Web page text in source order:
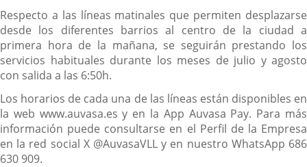
Respecto a las líneas matinales que permiten desplazarse
desde los diferentes barrios al centro de la ciudad a
primera hora de la mañana, se seguirán prestando los
servicios habituales durante los meses de julio y agosto
con salida a las 6:50h.
Los horarios de cada una de las líneas están disponibles en
la web www.auvasa.es y en la App Auvasa Pay. Para más
información puede consultarse en el Perfil de la Empresa
en la red social X @AuvasaVLL y en nuestro WhatsApp 686
630 909.